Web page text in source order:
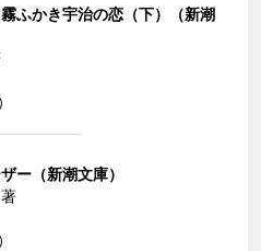
ふかき宇治の恋（下）（新潮
ー（新潮文庫）